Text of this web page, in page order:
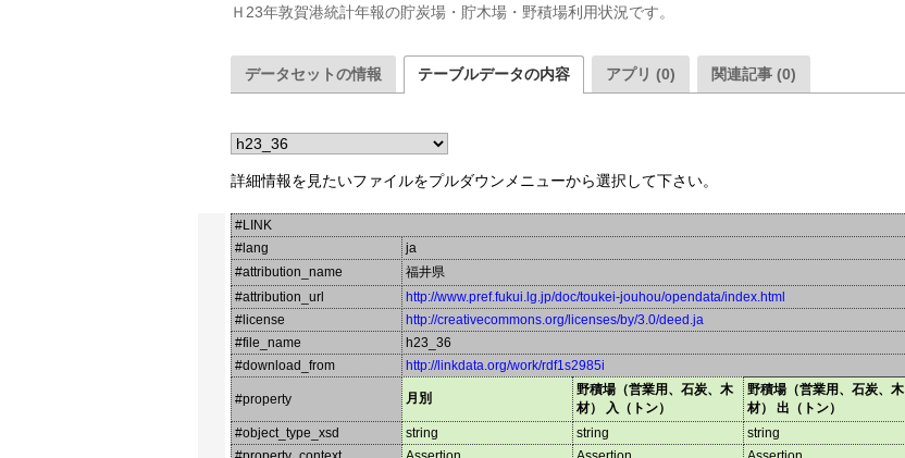
Ｈ23年敦賀港統計年報の貯炭場・貯木場・野積場利用状況です。
データセットの情報 テーブルデータの内容 アプリ (0) 関連記事 (0)
詳細情報を見たいファイルをプルダウンメニューから選択して下さい。
#LINK
#lang
ja
#attribution_name
福井県
#attribution_url
http://www.pref.fukui.lg.jp/doc/toukei-jouhou/opendata/index.html
#license
http://creativecommons.org/licenses/by/3.0/deed.ja
#file_name
h23_36
#download_from
http://linkdata.org/work/rdf1s2985i
#property 月別
野積場（営業用、石炭、木
材） 入（トン）
野積場（営業用、石炭、木
材） 出（トン）
#object_type_xsd
string string string